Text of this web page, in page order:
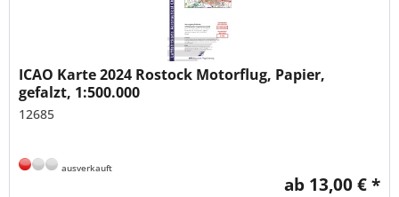
ICAO Karte 2024 Rostock Motorflug, Papier,
gefalzt, 1:500.000
12685
ausverkauft
ab 13,00 € *